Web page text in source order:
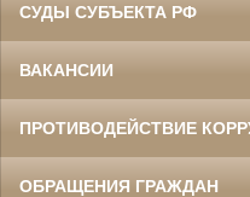
СУДЫ СУБЪЕКТА РФ
ВАКАНСИИ
ПРОТИВОДЕЙСТВИЕ
ОБРАЩЕНИЯ ГРАЖДАН